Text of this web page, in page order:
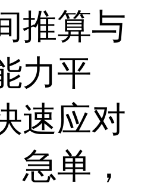
推算与
力平
速应对
急单，